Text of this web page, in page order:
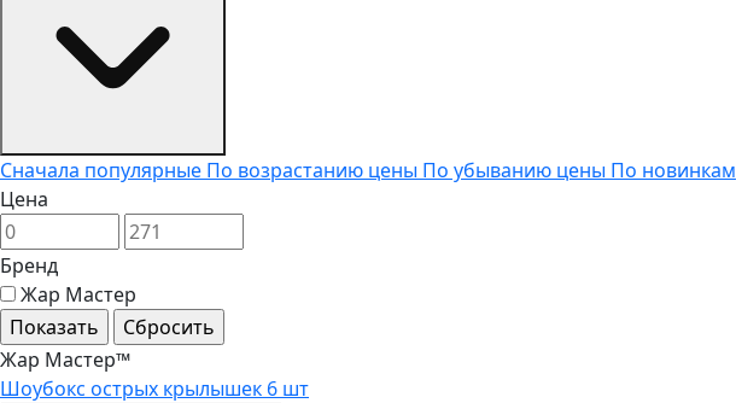
Сначала популярные По возрастанию цены По убыванию цены По новинкам
Цена
Бренд
Жар Мастер
Жар Мастер™
Шоубокс острых крылышек 6 шт